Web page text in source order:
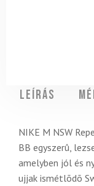
Leírás
NIKE M NSW
BB egyszerû,
amelyben jól és
ujjak ismétlõdõ